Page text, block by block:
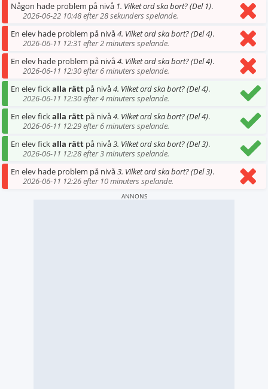
Någon hade problem på nivå 1. Vilket ord ska bort? (Del 1).
2026-06-22 10:48 efter 28 sekunders spelande.
En elev hade problem på nivå4. Vilket ord ska bort? (Del 4).
2026-06-11 12:31 efter 2 minuters spelande.
En elev hade problem på nivå4. Vilket ord ska bort? (Del 4).
2026-06-11 12:30 efter 6 minuters spelande.
En elev fickalla rätt på nivå4. Vilket ord ska bort? (Del 4).
2026-06-11 12:30 efter 4 minuters spelande.
En elev fickalla rätt på nivå4. Vilket ord ska bort? (Del 4).
2026-06-11 12:29 efter 6 minuters spelande.
En elev fickalla rätt på nivå3. Vilket ord ska bort? (Del 3).
2026-06-11 12:28 efter 3 minuters spelande.
En elev hade problem på nivå3. Vilket ord ska bort? (Del 3).
2026-06-11 12:26 efter 10 minuters spelande.
ANNONS